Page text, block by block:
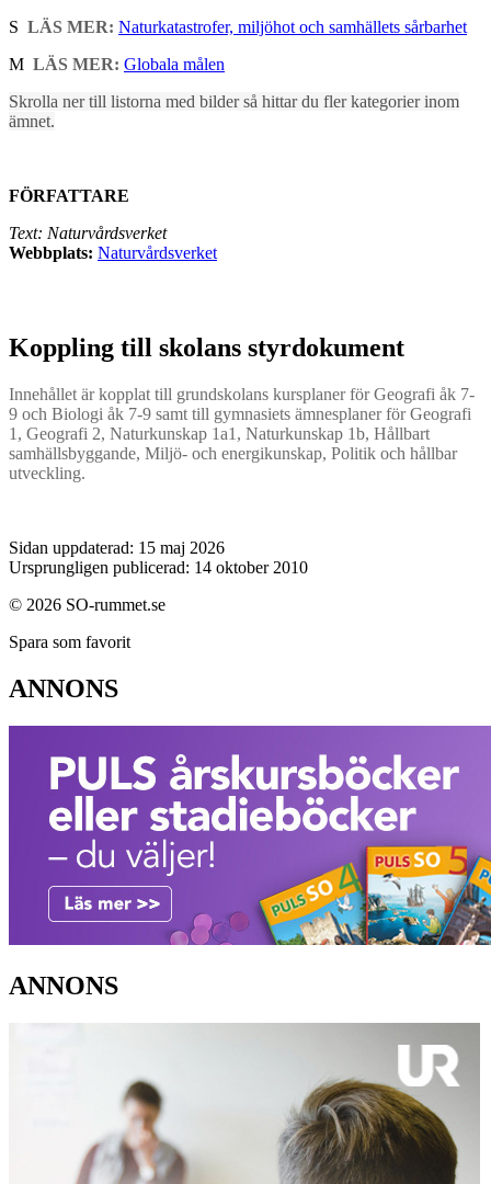
S LÄS MER: Naturkatastrofer, miljöhot och samhällets sårbarhet
M LÄS MER: Globala målen
Skrolla ner till listorna med bilder så hittar du fler kategorier inom
ämnet.
FÖRFATTARE
Text: Naturvårdsverket
Webbplats: Naturvårdsverket
Koppling till skolans styrdokument
Innehållet är kopplat till grundskolans kursplaner för Geografi åk 7-
9 och Biologi åk 7-9 samt till gymnasiets ämnesplaner för Geografi
1, Geografi 2, Naturkunskap 1a1, Naturkunskap 1b, Hållbart
samhällsbyggande, Miljö- och energikunskap, Politik och hållbar
utveckling.
Sidan uppdaterad: 15 maj 2026
Ursprungligen publicerad: 14 oktober 2010
© 2026 SO-rummet.se
Spara som favorit
ANNONS
ANNONS